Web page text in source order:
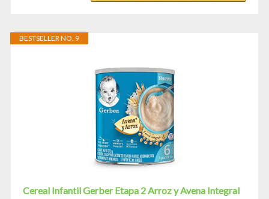
BESTSELLER NO. 9
Cereal Infantil Gerber Etapa 2 Arroz y Avena Integral